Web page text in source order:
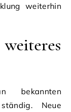
weiterhin
bekannten
Neue